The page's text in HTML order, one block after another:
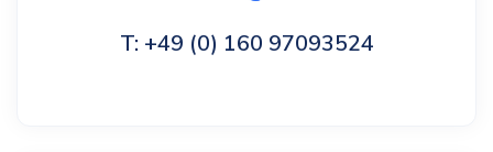
T: +49 (0) 160 97093524